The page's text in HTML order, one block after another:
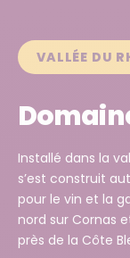
VALLÉE DU
Installé dans la
s’est construit
pour le vin et la
nord sur Cornas
près de la Côte